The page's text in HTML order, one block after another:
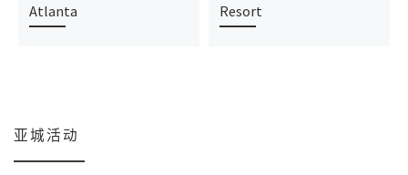
Atlanta
Resort
亚城活动